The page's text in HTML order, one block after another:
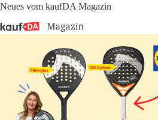
Neues vom kaufDA Magazin